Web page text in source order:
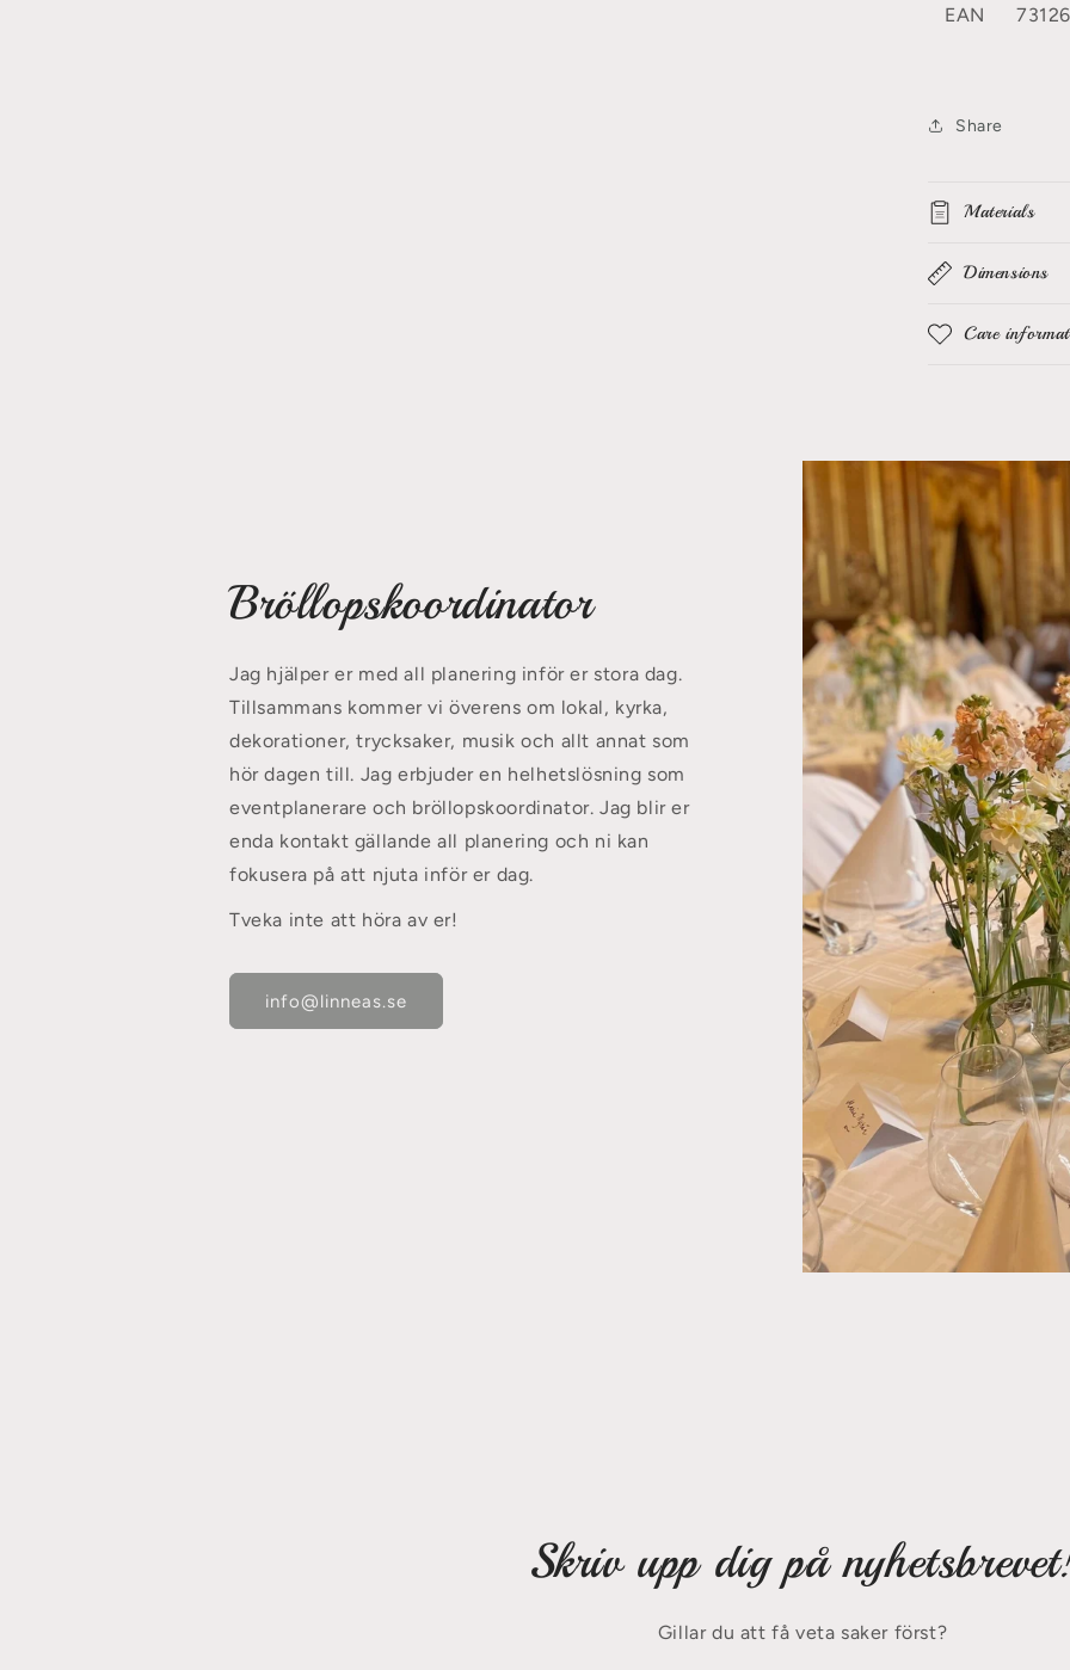
EAN
Share
Materials
Dimensions
Care
Bröllopskoordinator
Jag hjälper er med all planering inför er stora dag.
Tillsammans kommer vi överens om lokal, kyrka,
dekorationer, trycksaker, musik och allt annat som
hör dagen till. Jag erbjuder en helhetslösning som
eventplanerare och bröllopskoordinator. Jag blir er
enda kontakt gällande all planering och ni kan
fokusera på att njuta inför er dag.
Tveka inte att höra av er!
info@linneas.se
Skriv upp dig på
Gillar du att få veta saker först?